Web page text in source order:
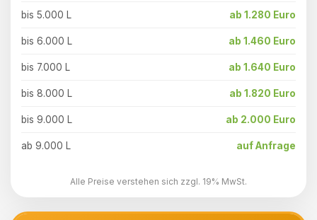
bis 5.000 L ab 1.280 Euro
bis 6.000 L ab 1.460 Euro
bis 7.000 L ab 1.640 Euro
bis 8.000 L ab 1.820 Euro
bis 9.000 L ab 2.000 Euro
ab 9.000 L auf Anfrage
Alle Preise verstehen sich zzgl. 19% MwSt.